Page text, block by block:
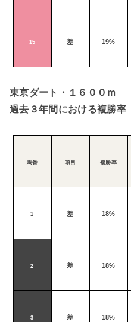
15 差 19%
東京ダート・１６００ｍ
過去３年間における複勝率
馬番 項目 複勝率
1 差 18%
2 差 18%
3 差 18%